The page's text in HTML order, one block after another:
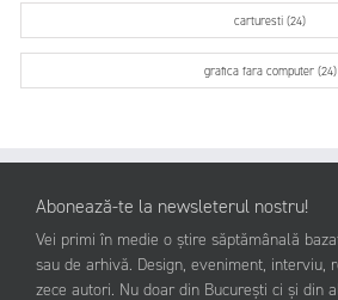
carturesti (24)
grafica fara computer (24)
Abonează-te la newsleterul nostru!
Vei primi în medie o știre săptămânală
sau de arhivă. Design, eveniment, interviu,
zece autori. Nu doar din București ci și din